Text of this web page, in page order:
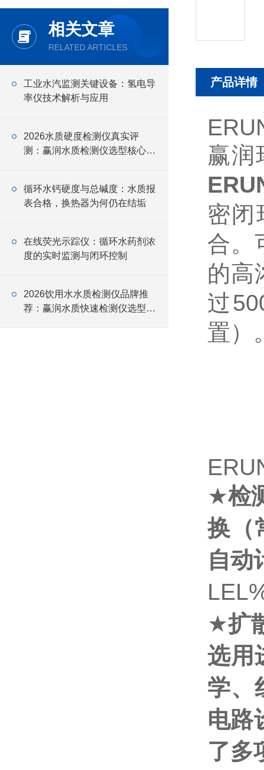
相关文章
RELATED ARTICLES
工业水汽监测关键设备：氢电导
率仪技术解析与应用
2026水质硬度检测仪真实评
测：赢润水质检测仪选型核心要
循环水钙硬度与总碱度：水质报
表合格，换热器为何仍在结垢
在线荧光示踪仪：循环水药剂浓
度的实时监测与闭环控制
2026饮用水水质检测仪品牌推
荐：赢润水质快速检测仪选型指
产品详情
赢润
密闭
合。
的高
过
置）
★检
换（
自动
★扩
选用
学、
电路
了多